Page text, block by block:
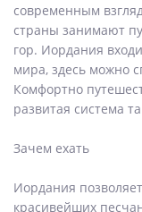
современным
страны занимают
гор. Иордания
мира, здесь можно
Комфортно
развитая система
Зачем ехать
Иордания
красивейших